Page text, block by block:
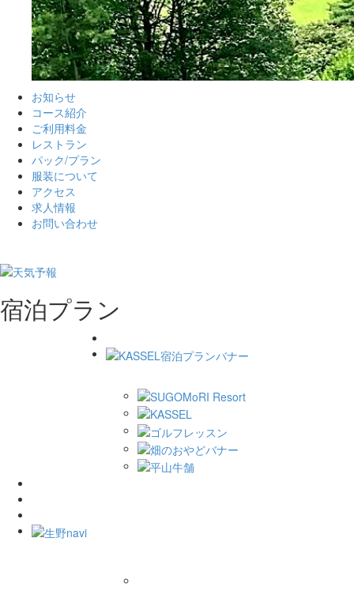
お知らせ
コース紹介
ご利用料金
レストラン
パック/プラン
服装について
アクセス
求人情報
お問い合わせ
宿泊プラン